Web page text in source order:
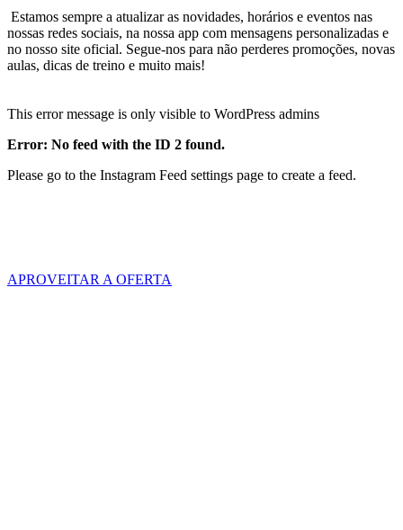
Estamos sempre a atualizar as novidades, horários e eventos nas
nossas redes sociais, na nossa app com mensagens personalizadas e
no nosso site oficial. Segue-nos para não perderes promoções, novas
aulas, dicas de treino e muito mais!
This error message is only visible to WordPress admins
Error: No feed with the ID 2 found.
Please go to the Instagram Feed settings page to create a feed.
APROVEITAR A OFERTA